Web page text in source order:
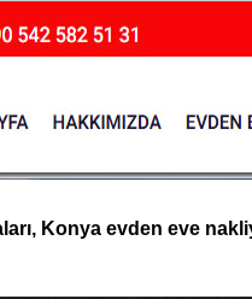
Konya evden eve